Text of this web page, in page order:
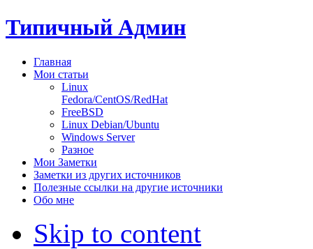
Типичный Админ
Главная
Мои статьи
Linux
Fedora/CentOS/RedHat
FreeBSD
Linux Debian/Ubuntu
Windows Server
Разное
Мои Заметки
Заметки из других источников
Полезные ссылки на другие источники
Обо мне
Skip to content